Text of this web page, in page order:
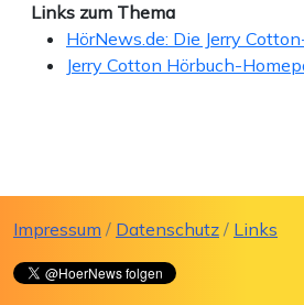
Links zum Thema
HörNews.de: Die Jerry
Jerry Cotton Hörbuch-
Impressum / Datenschutz / Links